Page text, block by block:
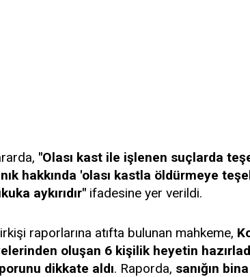
"Olası kast ile işlenen suçlarda
hakkında 'olası kastla öldürmeye
aykırıdır" ifadesine yer verildi.
raporlarına atıfta bulunan mahkeme,
oluşan 6 kişilik heyetin
dikkate aldı. Raporda, sanığın